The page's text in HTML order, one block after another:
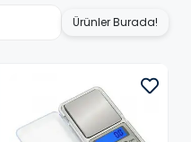
Ürünler Burada!